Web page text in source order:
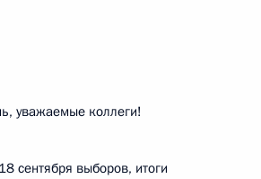
уважаемые коллеги!
сентября выборов, итоги